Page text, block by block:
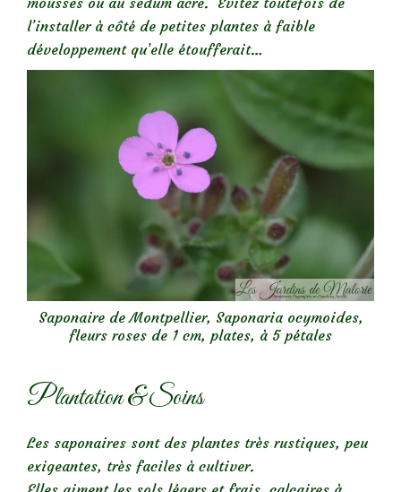
l’installer à côté de petites plantes à faible
développement qu’elle étoufferait…
Saponaire de Montpellier, Saponaria ocymoides,
fleurs roses de 1 cm, plates, à 5 pétales
Plantation & Soins
Les saponaires sont des plantes très rustiques, peu
exigeantes, très faciles à cultiver.